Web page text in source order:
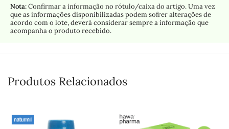
Nota:Confirmar a informação no rótulo/caixa do artigo. Uma vez
que as informações disponibilizadas podem sofrer alterações de
acordo com o lote, deverá considerar sempre a informação que
acompanha o produto recebido.
Produtos Relacionados